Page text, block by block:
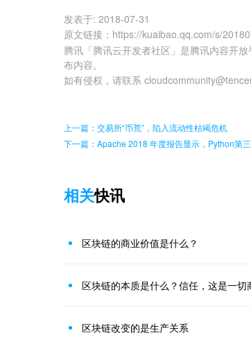
发表于: 2018-07-31
原文链接 ： https://kuaibao.qq.com/s/
腾讯「腾讯云开发者社区」是腾讯内容开
布内容。
如有侵权，请联系
上一篇：交易所“币荒”，陷入流动性枯竭危机
下一篇：Apache 2018 年度报告显示，Python第三
相关快讯
区块链的商业价值是什么？
区块链的本质是什么？信任，这是一切
区块链改变的是生产关系